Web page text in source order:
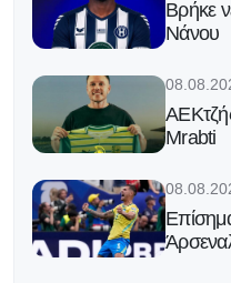
Βρήκε
Νάνου
Mrabti